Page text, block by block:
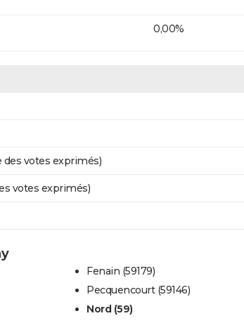
0,00%
des votes exprimés)
votes exprimés)
Fenain (59179)
Pecquencourt (59146)
Nord (59)